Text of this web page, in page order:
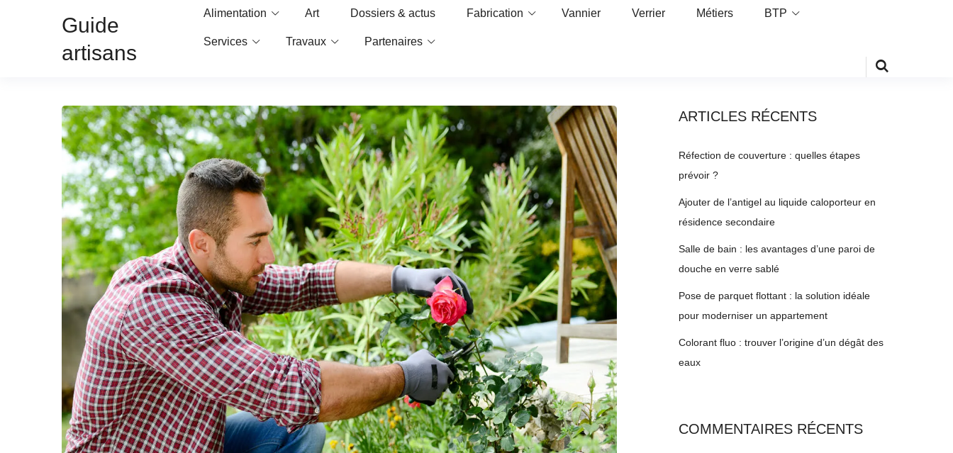
Guide
artisans
Alimentation Art Dossiers & actus Fabrication Vannier Verrier Métiers BTP
Services Travaux Partenaires
ARTICLES RÉCENTS
Réfection de couverture : quelles étapes
prévoir ?
Ajouter de l’antigel au liquide caloporteur en
résidence secondaire
Salle de bain : les avantages d’une paroi de
douche en verre sablé
Pose de parquet flottant : la solution idéale
pour moderniser un appartement
Colorant fluo : trouver l’origine d’un dégât des
eaux
COMMENTAIRES RÉCENTS